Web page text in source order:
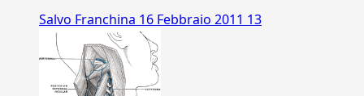
Salvo Franchina 16 Febbraio 2011 13